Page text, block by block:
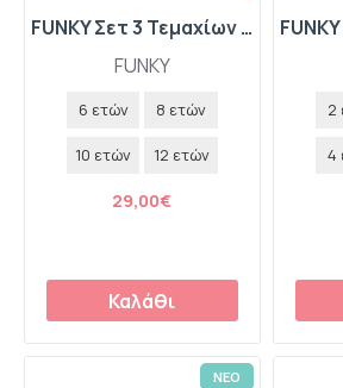
FUNKY
FUNKY Σετ 3 Τεμαχίων Μπλούζα-Εσωτερική Μπλούζα-Παντελόνι Καμπάνα 227-523122-1 Μαύρο
6 ετών 8 ετών
10 ετών 12 ετών
29,00€
Καλάθι
2
4
ΝΕΟ